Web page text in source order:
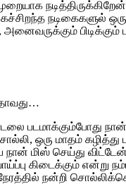
நடிகைகளுல்
பிடிக்கும்
படமாக்கும்போது
ஒரு மாதம் கழித்து
மிஸ் செய்து
கிடைக்கும் என்று
நன்றி